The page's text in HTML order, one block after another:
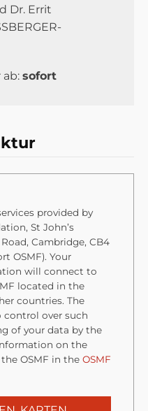
Dr. Errit
sofort
provided by
St John’s
Cambridge, CB4
OSMF). Your
will connect to
located in the
countries. The
control over such
of your data by the
on the
OSMF in the OSMF